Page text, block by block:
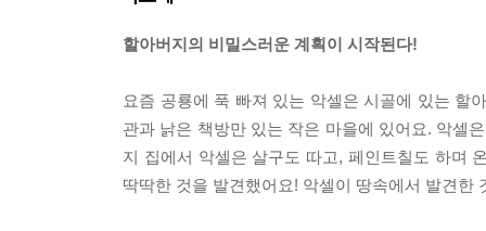
할아버지의 비밀스러운 계획이 시작된다!
요즘 공룡에 푹 빠져 있는 악셀은 시골에 있는 할
관과 낡은 책방만 있는 작은 마을에 있어요. 악셀
지 집에서 악셀은 살구도 따고, 페인트칠도 하며
딱딱한 것을 발견했어요! 악셀이 땅속에서 발견한